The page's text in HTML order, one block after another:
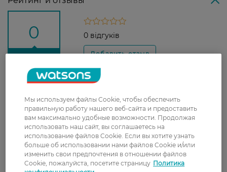
0 0 відгуків
Новая почта
В отделение Новой почты - 99 грн, бесплатно
от 699 грн
Укрпочта
Стоимость доставки – 79 грн, бесплатная
Мы используем файлы Cookie, чтобы обеспечить
правильную работу нашего веб-сайта и предоставить
вам максимально удобные возможности. Продолжая
использовать наш сайт, вы соглашаетесь на
использование файлов Cookie. Если вы хотите узнать
больше об использовании нами файлов Cookie и/или
изменить свои предпочтения в отношении файлов
Cookie, пожалуйста, посетите страницу Политика